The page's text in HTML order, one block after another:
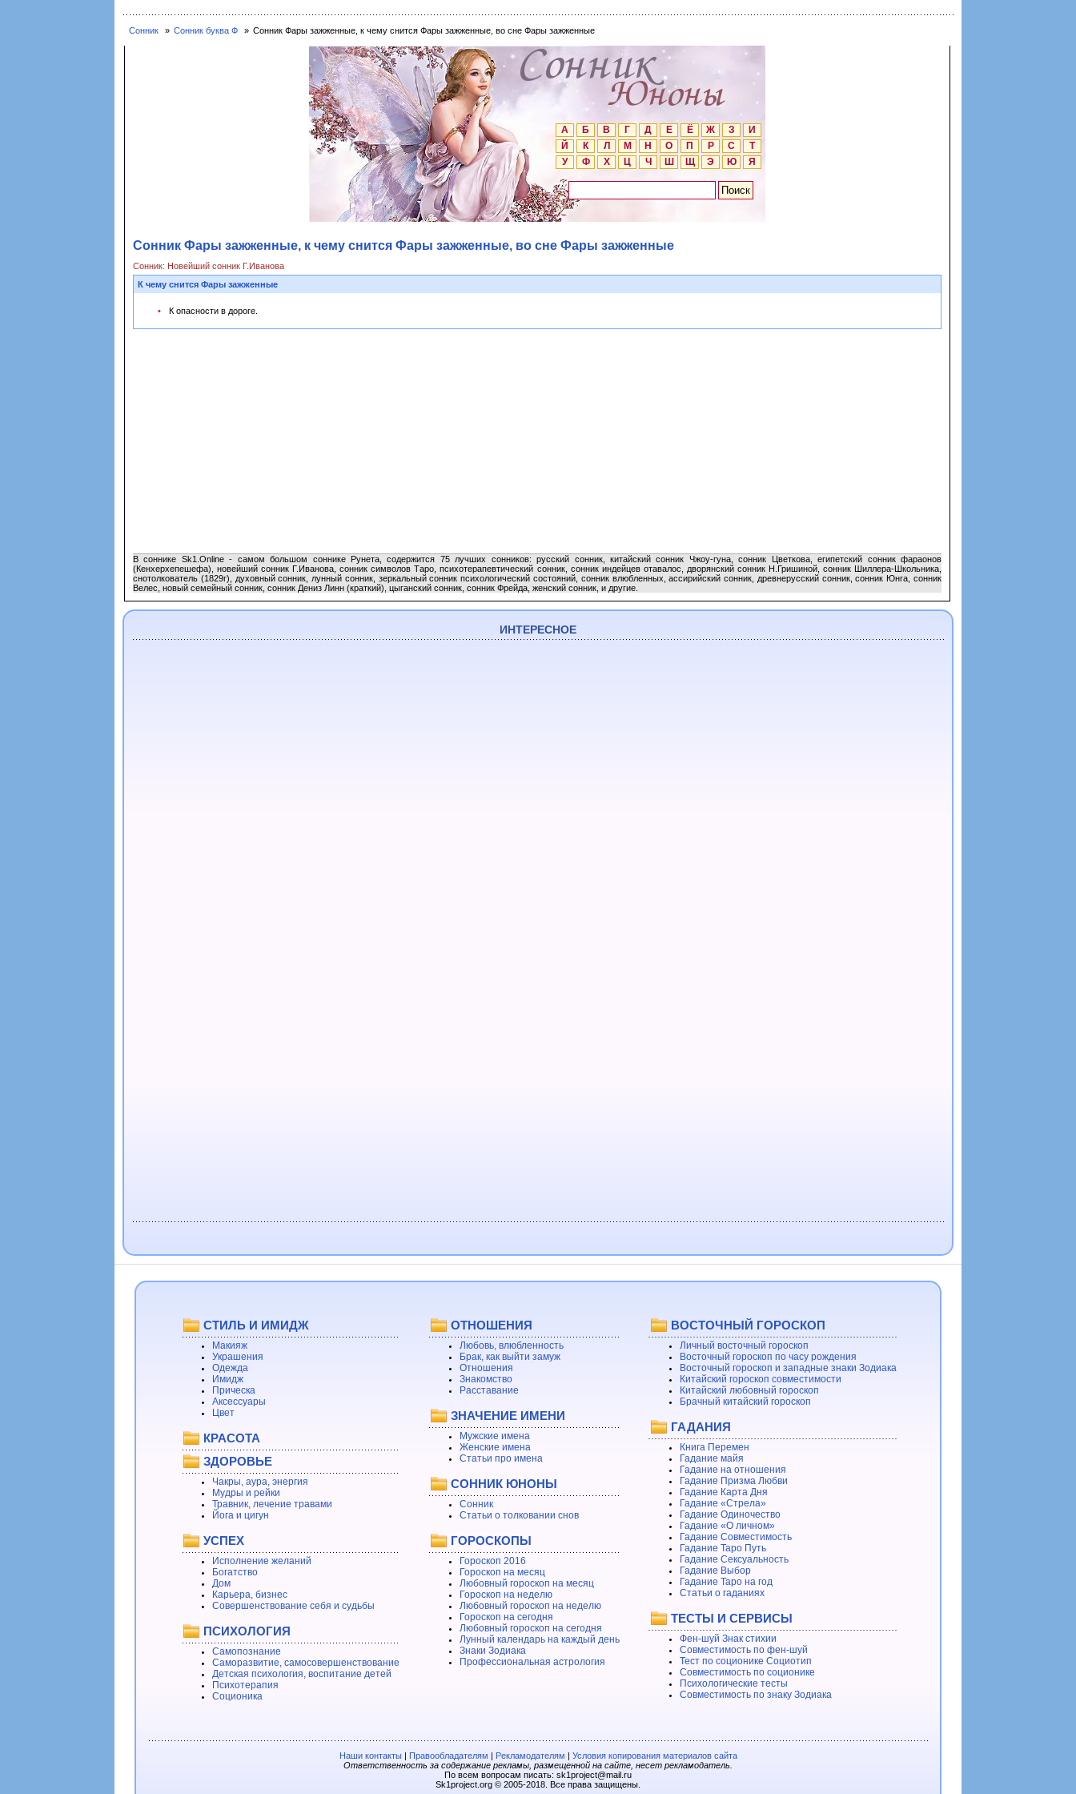
Сонник Сонник буква Ф Сонник Фары зажженные, к чему снится Фары зажженные, во сне Фары зажженные
А Б В Г Д Е Ё Ж З
И
Й
К Л М Н О П Р С
Т
У
Ф Х Ц Ч Ш Щ Э Ю Я
Сонник Фары зажженные, к чему снится Фары зажженные, во сне Фары зажженные
Сонник: Новейший сонник Г.Иванова
К чему снится Фары зажженные
К опасности в дороге.
В соннике Sk1.Online - самом большом соннике Рунета, содержится 75 лучших сонников: русский сонник, китайский сонник Чжоу-гуна, сонник Цветкова, египетский сонник фараонов
(Кенхерхепешефа), новейший сонник Г.Иванова, сонник символов Таро, психотерапевтический сонник, сонник индейцев отавалос, дворянский сонник Н.Гришиной, сонник Шиллера-Школьника,
снотолкователь (1829г), духовный сонник, лунный сонник, зеркальный сонник психологический состояний, сонник влюбленных, ассирийский сонник, древнерусский сонник, сонник Юнга, сонник
Велес, новый семейный сонник, сонник Дениз Линн (краткий), цыганский сонник, сонник Фрейда, женский сонник, и другие.
ИНТЕРЕСНОЕ
СТИЛЬ И ИМИДЖ
Макияж
Украшения
Одежда
Имидж
Прическа
Аксессуары
Цвет
КРАСОТА
ЗДОРОВЬЕ
Чакры, аура, энергия
Мудры и рейки
Травник, лечение травами
Йога и цигун
УСПЕХ
Исполнение желаний
Богатство
Дом
Карьера, бизнес
Совершенствование себя и судьбы
ПСИХОЛОГИЯ
Самопознание
Саморазвитие, самосовершенствование
Детская психология, воспитание детей
Психотерапия
Соционика
ОТНОШЕНИЯ
Любовь, влюбленность
Брак, как выйти замуж
Отношения
Знакомство
Расставание
ЗНАЧЕНИЕ ИМЕНИ
Мужские имена
Женские имена
Статьи про имена
СОННИК ЮНОНЫ
Сонник
Статьи о толковании снов
ГОРОСКОПЫ
Гороскоп 2016
Гороскоп на месяц
Любовный гороскоп на месяц
Гороскоп на неделю
Любовный гороскоп на неделю
Гороскоп на сегодня
Любовный гороскоп на сегодня
Лунный календарь на каждый день
Знаки Зодиака
Профессиональная астрология
ВОСТОЧНЫЙ ГОРОСКОП
Личный восточный гороскоп
Восточный гороскоп по часу рождения
Восточный гороскоп и западные знаки Зодиака
Китайский гороскоп совместимости
Китайский любовный гороскоп
Брачный китайский гороскоп
ГАДАНИЯ
Книга Перемен
Гадание майя
Гадание на отношения
Гадание Призма Любви
Гадание Карта Дня
Гадание «Стрела»
Гадание Одиночество
Гадание «О личном»
Гадание Совместимость
Гадание Таро Путь
Гадание Сексуальность
Гадание Выбор
Гадание Таро на год
Статьи о гаданиях
ТЕСТЫ И СЕРВИСЫ
Фен-шуй Знак стихии
Совместимость по фен-шуй
Тест по соционике Социотип
Совместимость по соционике
Психологические тесты
Совместимость по знаку Зодиака
Наши контакты| Правообладателям | Рекламодателям | Условия копирования материалов сайта
Ответственность за содержание рекламы, размещенной на сайте, несет рекламодатель.
По всем вопросам писать: sk1project@mail.ru
Sk1project.org © 2005-2018. Все права защищены.